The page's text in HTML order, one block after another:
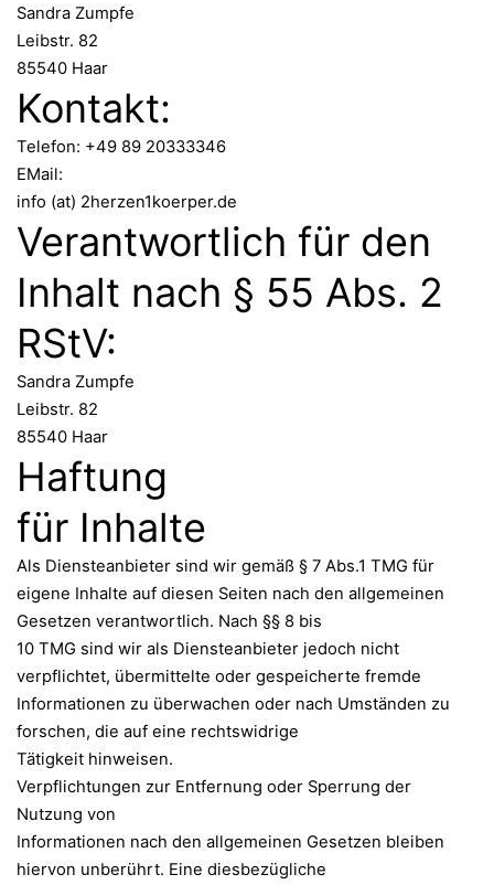
Sandra Zumpfe
Leibstr. 82
85540 Haar
Kontakt:
Telefon: +49 89 20333346
EMail:
info (at) 2herzen1koerper.de
Verantwortlich für den
Inhalt nach § 55 Abs. 2
RStV:
Sandra Zumpfe
Leibstr. 82
85540 Haar
Haftung
für Inhalte
Als Diensteanbieter sind wir gemäß § 7 Abs.1 TMG für
eigene Inhalte auf diesen Seiten nach den allgemeinen
Gesetzen verantwortlich. Nach §§ 8 bis
10 TMG sind wir als Diensteanbieter jedoch nicht
verpflichtet, übermittelte oder gespeicherte fremde
Informationen zu überwachen oder nach Umständen zu
forschen, die auf eine rechtswidrige
Tätigkeit hinweisen.
Verpflichtungen zur Entfernung oder Sperrung der
Nutzung von
Informationen nach den allgemeinen Gesetzen bleiben
hiervon unberührt. Eine diesbezügliche